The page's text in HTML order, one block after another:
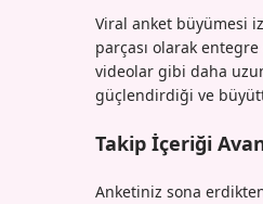
Viral anket büyümesi
parçası olarak
videolar gibi daha
güçlendirdiği ve
Takip İçeriği
Anketiniz sona